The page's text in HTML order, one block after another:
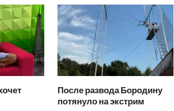
После развода Бородину
потянуло на экстрим